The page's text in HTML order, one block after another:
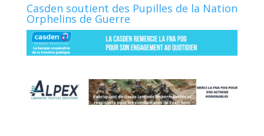
Casden soutient des Pupilles de la Nation
Orphelins de Guerre